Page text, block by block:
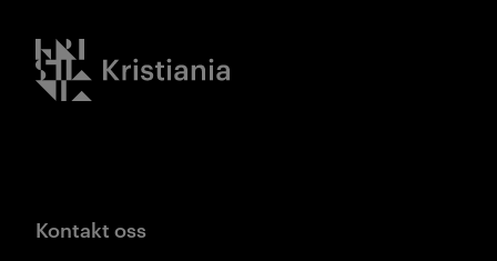
Kristiania logo
Kontakt oss